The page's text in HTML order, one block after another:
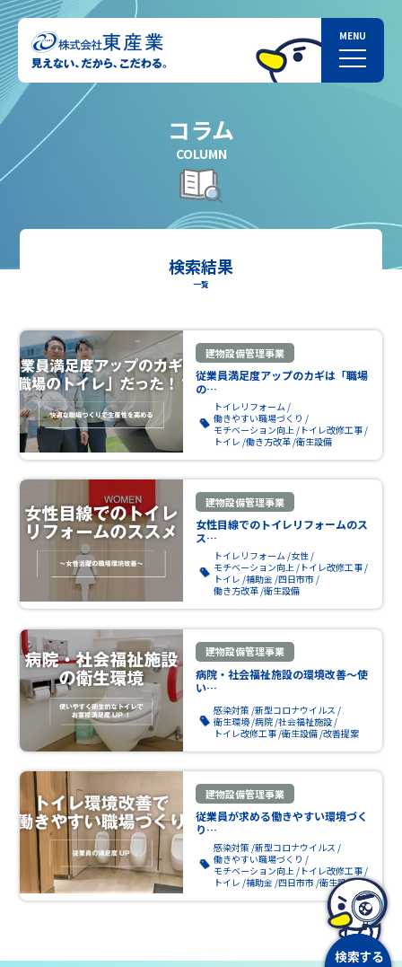
コラム
COLUMN
検索結果
一覧
建物設備管理事業
従業員満足度アップのカギは「職場
の…
トイレリフォーム
働きやすい職場づくり
モチベーション向上 トイレ改修工事
トイレ 働き方改革 衛生設備
建物設備管理事業
女性目線でのトイレリフォームのス
ス…
トイレリフォーム 女性
モチベーション向上 トイレ改修工事
トイレ 補助金 四日市市
働き方改革 衛生設備
建物設備管理事業
病院・社会福祉施設の環境改善～使
い…
感染対策 新型コロナウイルス
衛生環境 病院 社会福祉施設
トイレ改修工事 衛生設備 改善提案
建物設備管理事業
従業員が求める働きやすい環境づく
り…
感染対策 新型コロナウイルス
働きやすい職場づくり
モチベーション向上 トイレ改修工事
トイレ 補助金 四日市市 衛生設備